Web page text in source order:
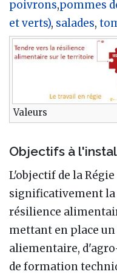
poivrons,pommes
et verts), salades,
Valeurs
Objectifs à
L'objectif de la
significativement la
résilience
mettant en place
aliementaire,
de formation